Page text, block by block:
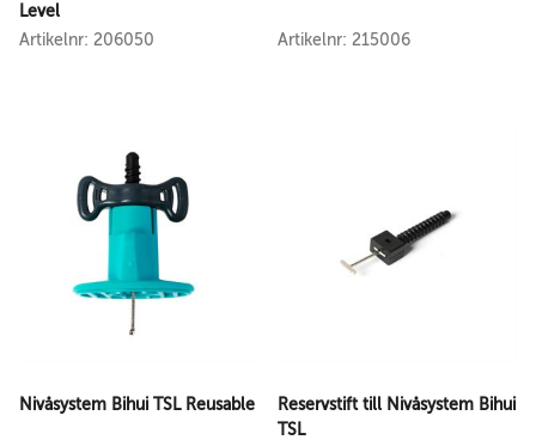
Level
Artikelnr: 206050 Artikelnr: 215006
Nivåsystem Bihui TSL Reusable
Reservstift till Nivåsystem Bihui
TSL